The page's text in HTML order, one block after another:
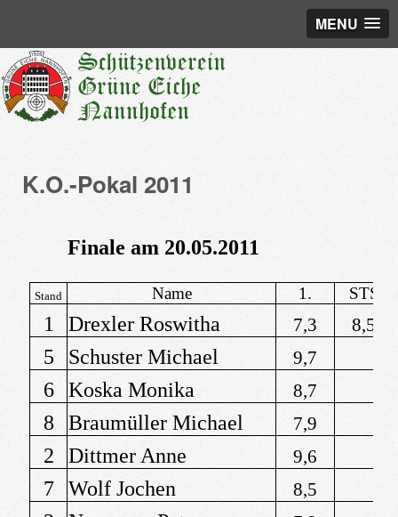
MENU
K.O.-Pokal 2011